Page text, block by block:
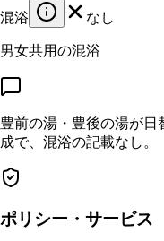
混浴 なし
男女共用の混浴
豊前の湯・豊後の湯が
成で、混浴の記載なし。
ポリシー・サービス